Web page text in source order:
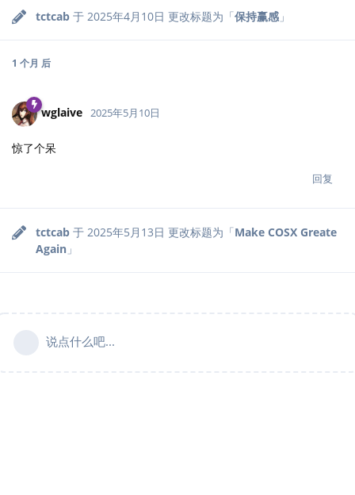
tctcab 于 2025年4月10日 更改标题为「保持赢感 」
1 个月 后
wglaive 2025年5月10日
惊了个呆
回复
tctcab 于 2025年5月13日 更改标题为「Make COSX Greate
Again 」
说点什么吧...